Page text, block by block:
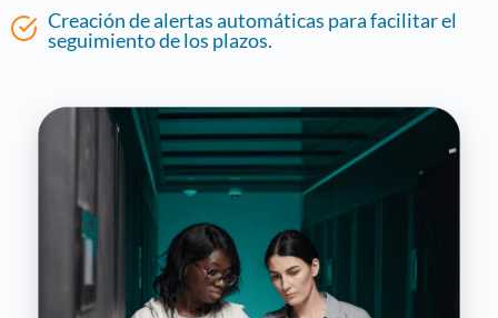
Creación de alertas automáticas para facilitar el
seguimiento de los plazos.